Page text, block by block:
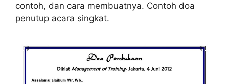
contoh, dan cara membuatnya. Contoh doa
penutup acara singkat.